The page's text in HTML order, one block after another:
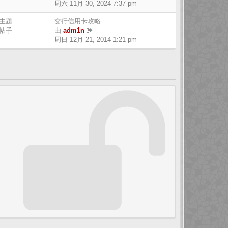
周六 11月 30, 2024 7:37 pm
题
子
交行信用卡攻略
由 adm1n
周日 12月 21, 2014 1:21 pm